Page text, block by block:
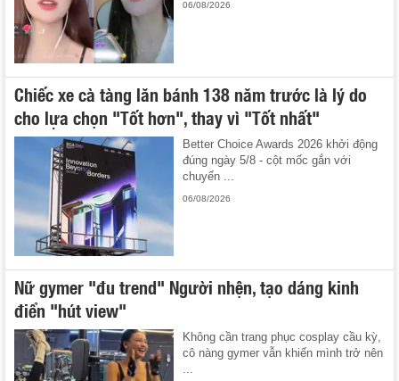
06/08/2026
Chiếc xe cà tàng lăn bánh 138 năm trước là lý do
cho lựa chọn "Tốt hơn", thay vì "Tốt nhất"
Better Choice Awards 2026 khởi động
đúng ngày 5/8 - cột mốc gắn với
chuyến ...
06/08/2026
Nữ gymer "đu trend" Người nhện, tạo dáng kinh
điển "hút view"
Không cần trang phục cosplay cầu kỳ,
cô nàng gymer vẫn khiến mình trở nên
...